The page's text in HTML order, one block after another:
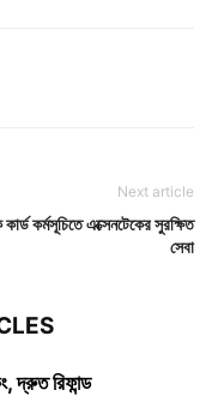
Next article
কর্মসূচিতে এক্সেনটেকের সুরক্ষিত
সেবা
দ্রুত রিফান্ড